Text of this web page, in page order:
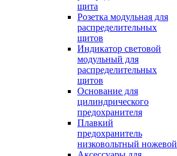
щита
Розетка модульная для
распределительных
щитов
Индикатор световой
модульный для
распределительных
щитов
Основание для
цилиндрического
предохранителя
Плавкий
предохранитель
низковольтный ножевой